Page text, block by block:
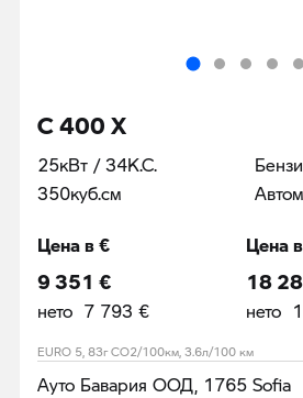
C 400 X
25кВт / 34К.С.
350куб.cм
Цена в €
9 351 €
нето 7 793 €
Цена
18
нето
EURO 5, 83г CO2/100км, 3.6л/100 км
Ауто Бавария ООД, 1765 Sofia